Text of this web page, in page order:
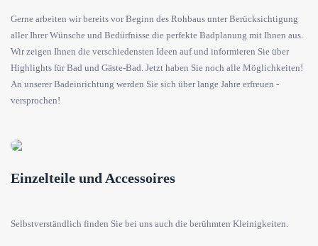
Gerne arbeiten wir bereits vor Beginn des Rohbaus unter Berücksichtigung
aller Ihrer Wünsche und Bedürfnisse die perfekte Badplanung mit Ihnen aus.
Wir zeigen Ihnen die verschiedensten Ideen auf und informieren Sie über
Highlights für Bad und Gäste-Bad. Jetzt haben Sie noch alle Möglichkeiten!
An unserer Badeinrichtung werden Sie sich über lange Jahre erfreuen -
versprochen!
Einzelteile und Accessoires
Selbstverständlich finden Sie bei uns auch die berühmten Kleinigkeiten.